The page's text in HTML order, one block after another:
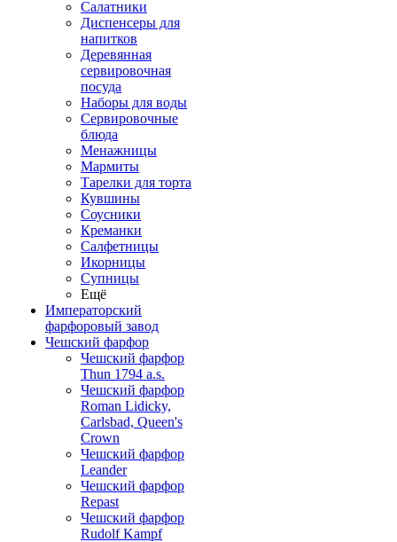
Салатники
Диспенсеры для
напитков
Деревянная
сервировочная
посуда
Наборы для воды
Сервировочные
блюда
Менажницы
Мармиты
Тарелки для торта
Кувшины
Соусники
Креманки
Салфетницы
Икорницы
Супницы
Ещё
Императорский
фарфоровый завод
Чешский фарфор
Чешский фарфор
Thun 1794 a.s.
Чешский фарфор
Roman Lidicky,
Carlsbad, Queen's
Crown
Чешский фарфор
Leander
Чешский фарфор
Repast
Чешский фарфор
Rudolf Kampf